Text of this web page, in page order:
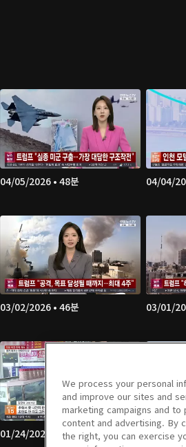
04/05/2026 • 48분 04/04/
03/02/2026 • 46분 03/01/
01/24/2026 • 46분 01/18/
We process your personal
and improve our sites and
marketing campaigns and
content and advertising. By
the right, you can exercise